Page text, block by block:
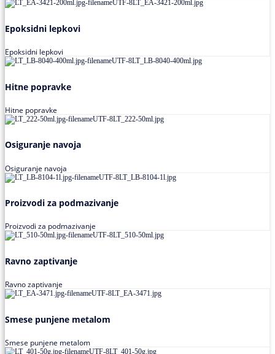
Epoksidni lepkovi
Epoksidni lepkovi
Hitne popravke
Hitne popravke
Osiguranje navoja
Osiguranje navoja
Proizvodi za podmazivanje
Proizvodi za podmazivanje
Ravno zaptivanje
Ravno zaptivanje
Smese punjene metalom
Smese punjene metalom